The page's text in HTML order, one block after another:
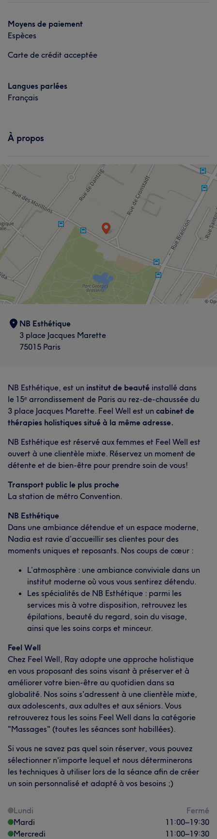
Moyens de paiement
Espèces
Carte de crédit acceptée
Langues parlées
Français
À propos
NB Esthétique
3 place Jacques Marette
75015 Paris
NB Esthétique, est un institut de beauté installé dans
le 15ᵉ arrondissement de Paris au rez-de-chaussée du
3 place Jacques Marette. Feel Well est un cabinet de
thérapies holistiques situé à la même adresse.
NB Esthétique est réservé aux femmes et Feel Well est
ouvert à une clientèle mixte. Réservez un moment de
détente et de bien-être pour prendre soin de vous!
Transport public le plus proche
La station de métro Convention.
NB Esthétique
Dans une ambiance détendue et un espace moderne,
Nadia est ravie d’accueillir ses clientes pour des
moments uniques et reposants. Nos coups de cœur :
L’atmosphère : une ambiance conviviale dans un
institut moderne où vous vous sentirez détendu.
Les spécialités de NB Esthétique : parmi les
services mis à votre disposition, retrouvez les
épilations, beauté du regard, soin du visage,
ainsi que les soins corps et minceur.
Feel Well
Chez Feel Well, Ray adopte une approche holistique
en vous proposant des soins visant à préserver et à
améliorer votre bien-être au quotidien dans sa
globalité. Nos soins s'adressent à une clientèle mixte,
aux adolescents, aux adultes et aux séniors. Vous
retrouverez tous les soins Feel Well dans la catégorie
"Massages" (toutes les séances sont habillées).
Si vous ne savez pas quel soin réserver, vous pouvez
sélectionner n'importe lequel et nous déterminerons
les techniques à utiliser lors de la séance afin de créer
un soin personnalisé et adapté à vos besoins ;)
Lundi
Fermé
Mardi
11:00–19:30
Mercredi
11:00–19:30